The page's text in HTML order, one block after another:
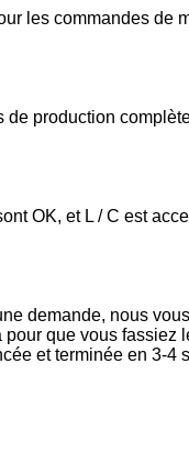
les commandes de
production
OK, et L / C est
demande, nous
que vous fassiez
et terminée en 3-4